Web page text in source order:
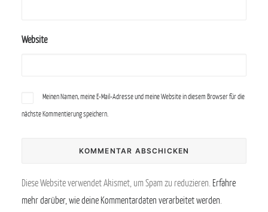
Website
Meinen Namen, meine E-Mail-Adresse und meine Website in diesem Browser für die
nächste Kommentierung speichern.
Diese Website verwendet Akismet, um Spam zu reduzieren. Erfahre
mehr darüber, wie deine Kommentardaten verarbeitet werden.